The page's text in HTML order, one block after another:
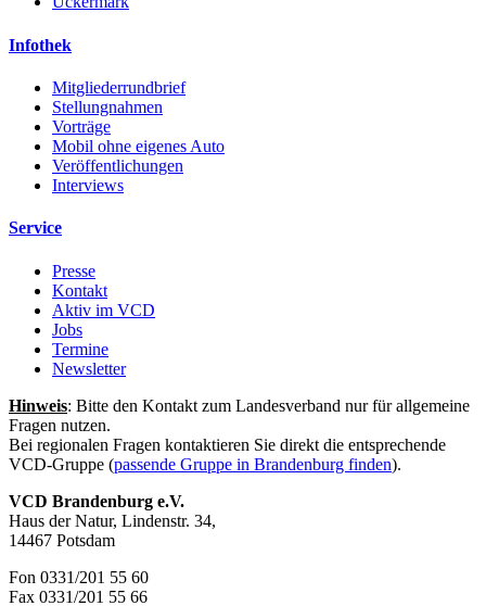
Infothek
Mitgliederrundbrief
Stellungnahmen
Vorträge
Mobil ohne eigenes Auto
Veröffentlichungen
Interviews
Service
Presse
Kontakt
Aktiv im VCD
Jobs
Termine
Newsletter
Hinweis: Bitte den Kontakt zum Landesverband nur für allgemeine
Fragen nutzen.
Bei regionalen Fragen kontaktieren Sie direkt die entsprechende
VCD-Gruppe (passende Gruppe in Brandenburg finden).
VCD Brandenburg e.V.
Haus der Natur, Lindenstr. 34,
14467 Potsdam
Fon 0331/201 55 60
Fax 0331/201 55 66